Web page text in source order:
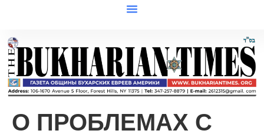
О ПРОБЛЕМАХ С